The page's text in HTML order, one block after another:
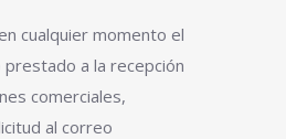
cualquier momento el
a la recepción
comerciales,
al correo